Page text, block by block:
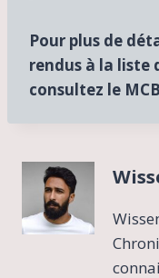
Pour plus de
rendus à la liste
consultez le MCB